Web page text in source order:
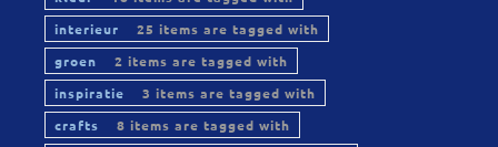
interieur
25 items are tagged with
groen
2 items are tagged with
inspiratie
3 items are tagged with
crafts
8 items are tagged with